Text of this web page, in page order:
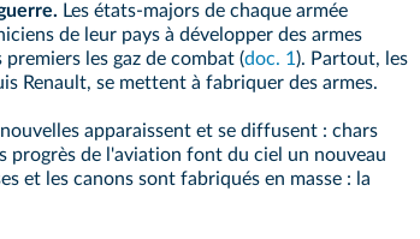
Les états‑majors de chaque armée
de leur pays à développer des armes
les gaz de combat (doc. 1). Partout, les
Renault, se mettent à fabriquer des armes.
nouvelles apparaissent et se diffusent : chars
progrès de l'aviation font du ciel un nouveau
et les canons sont fabriqués en masse : la